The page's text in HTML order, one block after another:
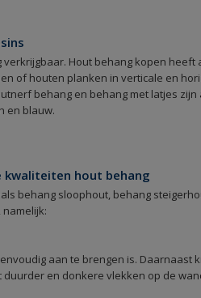
Hout behang kopen
of houten planken in verticale en
behang en behang met latjes
en blauw.
kwaliteiten hout behang
behang sloophout, behang
aan te brengen is.
en donkere vlekken op de